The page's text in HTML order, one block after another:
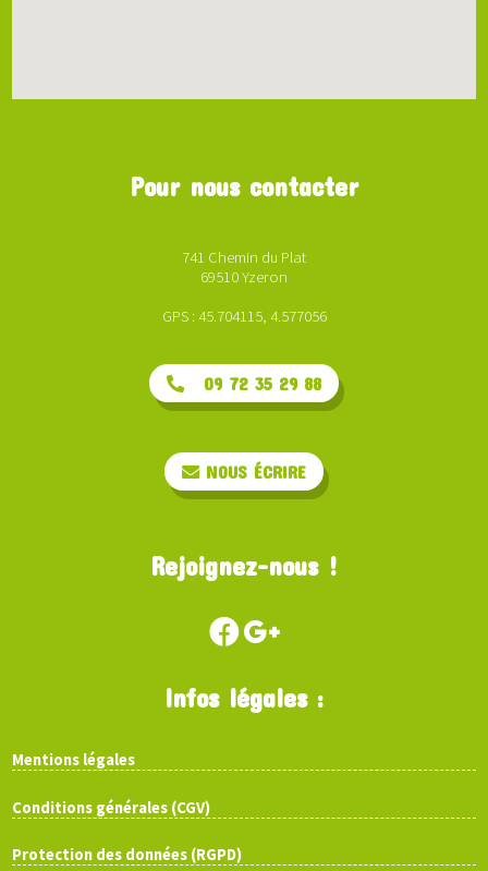
Pour nous contacter
741 Chemin du Plat
69510 Yzeron
GPS : 45.704115, 4.577056
09 72 35 29 88
NOUS ÉCRIRE
Rejoignez-nous !
Infos légales :
Mentions légales
Conditions générales (CGV)
Protection des données (RGPD)